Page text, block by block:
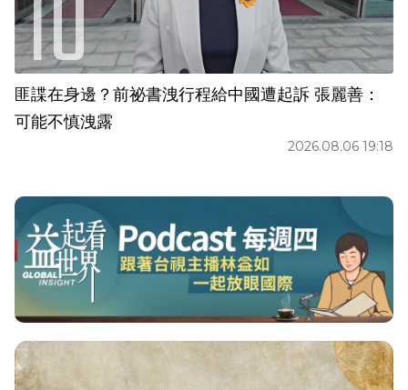
匪諜在身邊？前祕書洩行程給中國遭起訴 張麗善：
可能不慎洩露
2026.08.06 19:18